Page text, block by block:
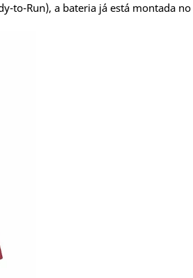
to-Run), a bateria já está montada